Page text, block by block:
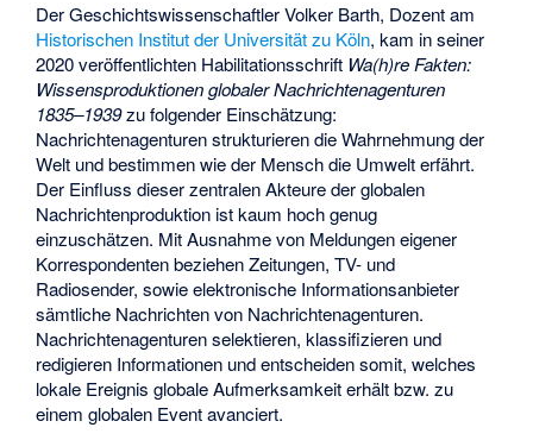
Der Geschichtswissenschaftler Volker Barth, Dozent am
Historischen Institut der Universität zu Köln, kam in seiner
2020 veröffentlichten Habilitationsschrift Wa(h)re Fakten:
Wissensproduktionen globaler Nachrichtenagenturen
1835–1939zu folgender Einschätzung:
Nachrichtenagenturen strukturieren die Wahrnehmung der
Welt und bestimmen wie der Mensch die Umwelt erfährt.
Der Einfluss dieser zentralen Akteure der globalen
Nachrichtenproduktion ist kaum hoch genug
einzuschätzen. Mit Ausnahme von Meldungen eigener
Korrespondenten beziehen Zeitungen, TV- und
Radiosender, sowie elektronische Informationsanbieter
sämtliche Nachrichten von Nachrichtenagenturen.
Nachrichtenagenturen selektieren, klassifizieren und
redigieren Informationen und entscheiden somit, welches
lokale Ereignis globale Aufmerksamkeit erhält bzw. zu
einem globalen Event avanciert.